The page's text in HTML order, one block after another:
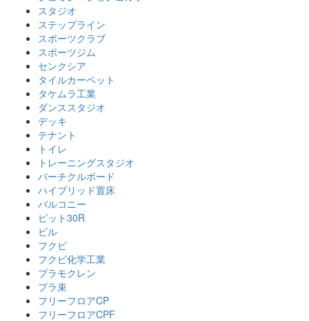
スタジオ
ステップライン
スポーツクラブ
スポーツジム
センクシア
タイルカーペット
タケムラ工業
ダンススタジオ
デッキ
テナント
トイレ
トレーニングスタジオ
パーチクルボード
ハイブリッド置床
バルコニー
ピット30R
ビル
フクビ
フクビ化学工業
プラモクレン
プラ束
フリーフロアCP
フリーフロアCPF